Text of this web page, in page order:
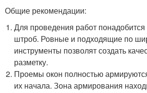
Общие рекомендации:
Для проведения работ понадобится
штроб. Ровные и подходящие по
инструменты позволят создать
разметку.
Проемы окон полностью
их начала. Зона армирования